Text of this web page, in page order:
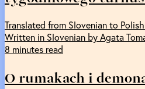
Translated from Slovenian to
Written in Slovenian by Agata
8 minutes read
O rumakach i